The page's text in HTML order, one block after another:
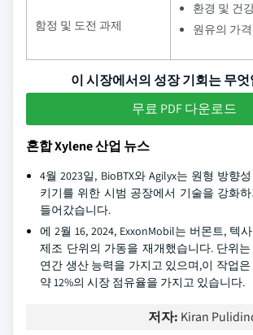
함정 및 도전 과제
환경 및 건
원유의 가
이 시장에서의 성장 기회는 무
무료 PDF 다운로드
혼합 Xylene 산업 뉴스
4월 2023일, BioBTX와 Agilyx는 원형 방향
키기를 위한 시범 공장에서 기술을 강화
들어갔습니다.
에 2월 16, 2024, ExxonMobil는 버몬트, 텍
제조 단위의 가동을 재개했습니다. 단위는
연간 생산 능력을 가지고 있으며,이 작업
약 12%의 시장 점유율을 가지고 있습니다.
저자: Kiran